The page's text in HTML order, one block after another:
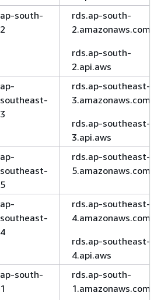
ap-south-
2
rds.ap-south-
2.amazonaws.com
rds.ap-south-
2.api.aws
ap-
southeast-
3
rds.ap-southeast-
3.amazonaws.com
rds.ap-southeast-
3.api.aws
ap-
southeast-
5
rds.ap-southeast-
5.amazonaws.com
ap-
southeast-
4
rds.ap-southeast-
4.amazonaws.com
rds.ap-southeast-
4.api.aws
ap-south-
1
rds.ap-south-
1.amazonaws.com